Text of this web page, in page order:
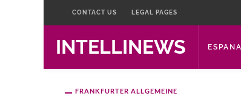
CONTACT US LEGAL PAGES
INTELLINEWS ESPANA
FRANKFURTER ALLGEMEINE